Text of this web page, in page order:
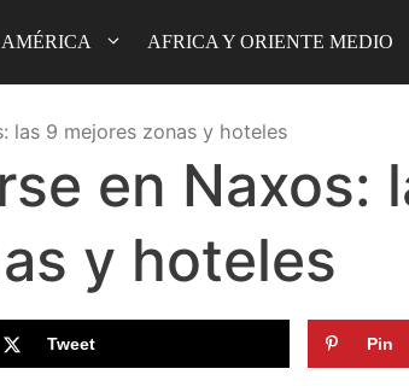
AMÉRICA AFRICA Y ORIENTE MEDIO
las 9 mejores zonas y hoteles
en Naxos:
y hoteles
Tweet Pin